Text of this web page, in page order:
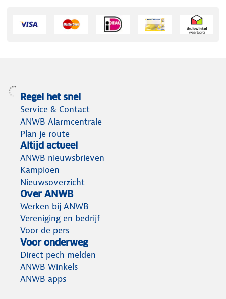
Regel het snel
Service & Contact
ANWB Alarmcentrale
Plan je route
Altijd actueel
ANWB nieuwsbrieven
Kampioen
Nieuwsoverzicht
Over ANWB
Werken bij ANWB
Vereniging en bedrijf
Voor de pers
Voor onderweg
Direct pech melden
ANWB Winkels
ANWB apps